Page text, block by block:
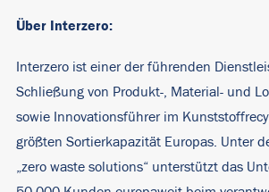
Über Interzero:
Interzero ist einer der führenden
Schließung von Produkt-, Material- und
sowie Innovationsführer im
größten Sortierkapazität Europas. Unter
„zero waste solutions“ unterstützt das